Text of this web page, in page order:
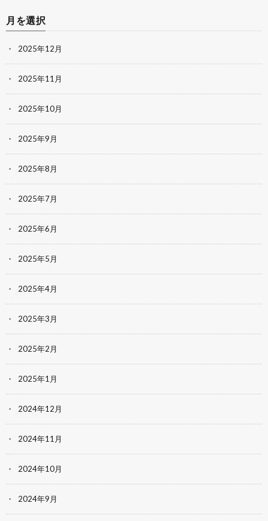
月を選択
2025年12月
2025年11月
2025年10月
2025年9月
2025年8月
2025年7月
2025年6月
2025年5月
2025年4月
2025年3月
2025年2月
2025年1月
2024年12月
2024年11月
2024年10月
2024年9月